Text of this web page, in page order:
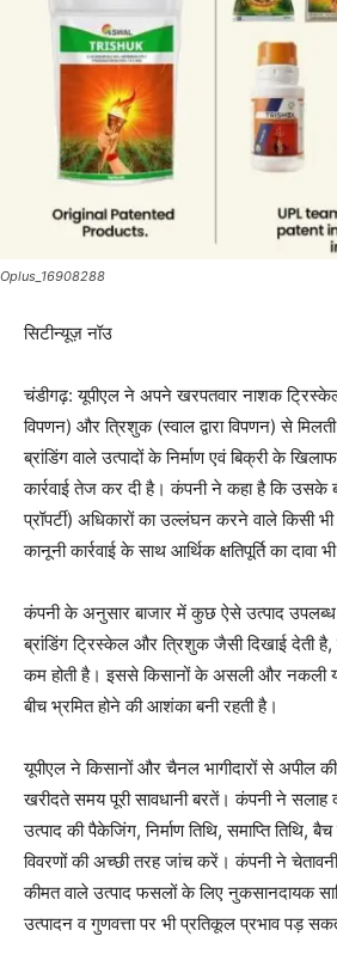
Oplus_16908288
सिटीन्यूज़ नॉउ
चंडीगढ़: यूपीएल ने अपने खरपतवार नाशक ट्रिस्केल
विपणन) और त्रिशुक (स्वाल द्वारा विपणन) से
ब्रांडिंग वाले उत्पादों के निर्माण एवं बिक्री के
कार्रवाई तेज कर दी है। कंपनी ने कहा है कि उसके
प्रॉपर्टी) अधिकारों का उल्लंघन करने वाले किसी
कानूनी कार्रवाई के साथ आर्थिक क्षतिपूर्ति का दावा
कंपनी के अनुसार बाजार में कुछ ऐसे उत्पाद
ब्रांडिंग ट्रिस्केल और त्रिशुक जैसी दिखाई देती
कम होती है। इससे किसानों के असली और नकली
बीच भ्रमित होने की आशंका बनी रहती है।
यूपीएल ने किसानों और चैनल भागीदारों से अपील
खरीदते समय पूरी सावधानी बरतें। कंपनी ने सलाह
उत्पाद की पैकेजिंग, निर्माण तिथि, समाप्ति
विवरणों की अच्छी तरह जांच करें। कंपनी ने
कीमत वाले उत्पाद फसलों के लिए नुकसानदायक
उत्पादन व गुणवत्ता पर भी प्रतिकूल प्रभाव पड़